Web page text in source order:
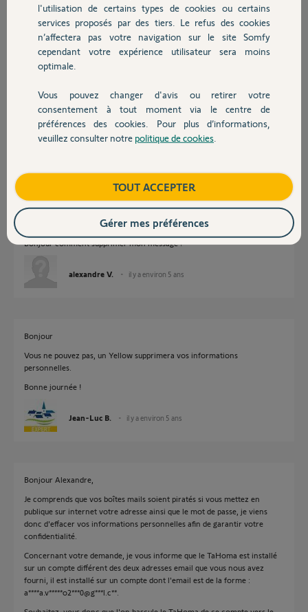
Autres produits
Devis avec un pro
Contact
Réponses
Lisez les CGU du forum. Vous y verrez qu'il n'est pas autorisé d'y laisser
des coordonnées personnelles. (adresses mail par exemple). Patientez,
un Yellow reviendra vers vous.
Bonjour comment supprimer mon message ?
alexandre V. il y a environ 5 ans
Bonjour
Vous ne pouvez pas, un Yellow supprimera vos informations
personnelles.
Bonne journée !
Jean-Luc B. il y a environ 5 ans
Bonjour Alexandre,
Je comprends que vos boîtes mails soient piratés si vous mettez en
publique sur internet votre adresse ainsi que le mot de passe, je viens
donc d'effacer vos informations personnelles afin de garantir votre
confidentialité.
Concernant votre demande, je vous informe que le TaHoma est installé
sur un compte différent des deux adresses email que vous nous avez
fourni, il est installé sur un compte dont l'email est de la forme :
a****a.v*****o2***0@g***l.c**.
l'utilisation de certains types de cookies ou certains
services proposés par des tiers. Le refus des cookies
n’affectera pas votre navigation sur le site Somfy
cependant votre expérience utilisateur sera moins
optimale.
Vous pouvez changer d'avis ou retirer votre
consentement à tout moment via le centre de
préférences des cookies. Pour plus d’informations,
veuillez consulter notre politique de cookies
TOUT ACCEPTER
Gérer mes préférences